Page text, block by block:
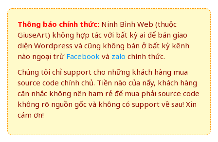
Thông báo chính thức: Ninh Bình Web (thuộc
GiuseArt) không hợp tác với bất kỳ ai để bán giao
diện Wordpress và cũng không bán ở bất kỳ kênh
nào ngoại trừ Facebook và zalo chính thức.
Chúng tôi chỉ support cho những khách hàng mua
source code chính chủ. Tiền nào của nấy, khách hàng
cân nhắc không nên ham rẻ để mua phải source code
không rõ nguồn gốc và không có support về sau! Xin
cám ơn!